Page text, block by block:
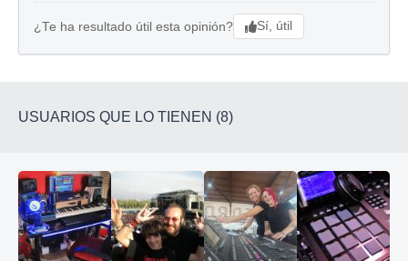
¿Te ha resultado útil esta opinión? Sí, útil
USUARIOS QUE LO TIENEN (8)